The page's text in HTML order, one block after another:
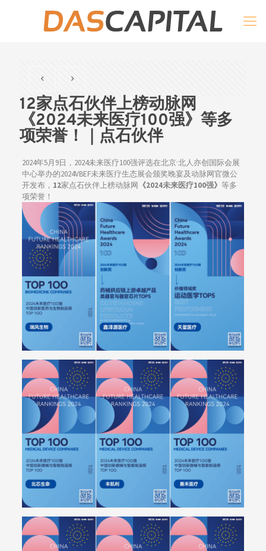
12家点石伙伴上榜动脉网
《2024未来医疗100强》等多
项荣誉！｜点石伙伴
2024年5月9日，2024未来医疗100强评选在北京·北人亦创国际会展
中心举办的2024VBEF未来医疗生态展会颁奖晚宴及动脉网官微公
开发布， 12家点石伙伴上榜动脉网 《2024未来医疗100强》 等多
项荣誉！